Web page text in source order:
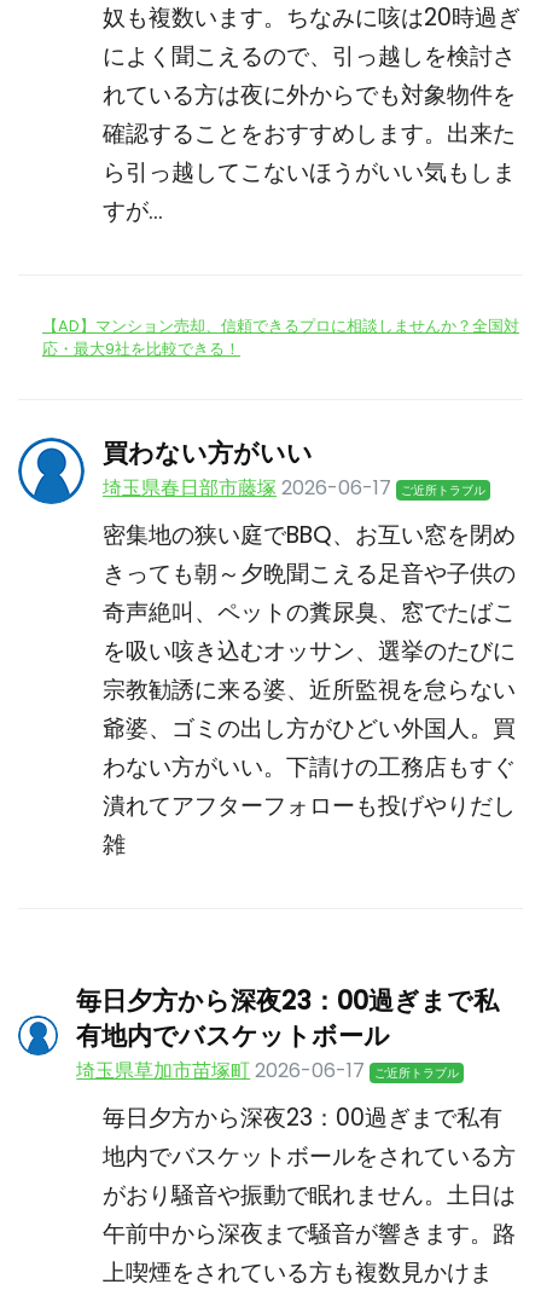
奴も複数います。ちなみに咳は20時過ぎ
によく聞こえるので、引っ越しを検討さ
れている方は夜に外からでも対象物件を
確認することをおすすめします。出来た
ら引っ越してこないほうがいい気もしま
すが…
【AD】マンション売却、信頼できるプロに相談しませんか？全国対
応・最大9社を比較できる！
買わない方がいい
埼玉県春日部市藤塚 2026-06-17 ご近所トラブル
密集地の狭い庭でBBQ、お互い窓を閉め
きっても朝～夕晩聞こえる足音や子供の
奇声絶叫、ペットの糞尿臭、窓でたばこ
を吸い咳き込むオッサン、選挙のたびに
宗教勧誘に来る婆、近所監視を怠らない
爺婆、ゴミの出し方がひどい外国人。買
わない方がいい。下請けの工務店もすぐ
潰れてアフターフォローも投げやりだし
雑
毎日夕方から深夜23：00過ぎまで私
有地内でバスケットボール
埼玉県草加市苗塚町2026-06-17 ご近所トラブル
毎日夕方から深夜23：00過ぎまで私有
地内でバスケットボールをされている方
がおり騒音や振動で眠れません。土日は
午前中から深夜まで騒音が響きます。路
上喫煙をされている方も複数見かけま